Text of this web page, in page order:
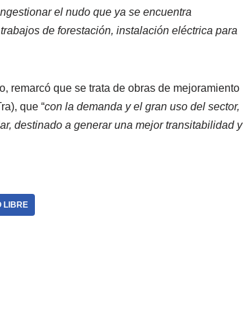
el nudo que ya se encuentra
de forestación, instalación eléctrica para
remarcó que se trata de obras de mejoramiento
que “con la demanda y el gran uso del sector,
destinado a generar una mejor transitabilidad y
LIBRE